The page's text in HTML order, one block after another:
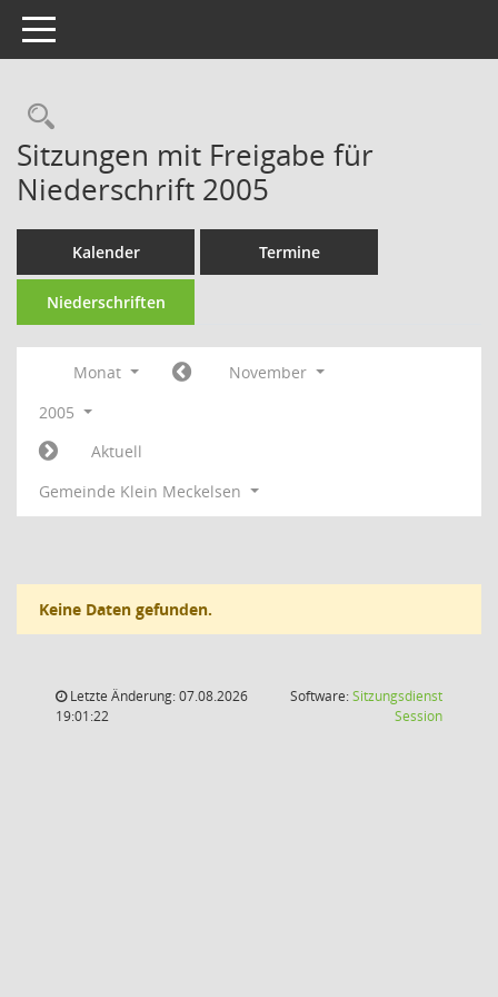
Toggle navigation
Rechercheauswahl
Sitzungen mit Freigabe für
Niederschrift 2005
Kalender Termine
Niederschriften
Monat
November
2005
Aktuell
Gemeinde Klein Meckelsen
Keine Daten gefunden.
Letzte Änderung: 07.08.2026
19:01:22
Software:Sitzungsdienst
Session(Wird in